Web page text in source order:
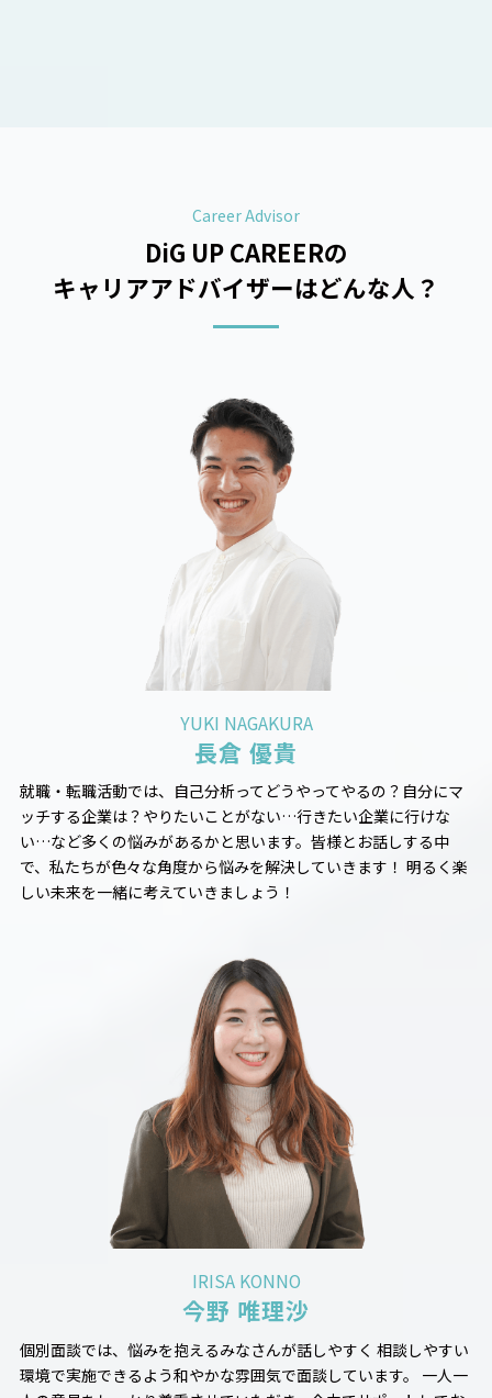
Career Advisor
DiG UP CAREERの
キャリアアドバイザーはどんな人？
YUKI NAGAKURA
長倉 優貴
就職・転職活動では、自己分析ってどうやってやるの？自分にマ
ッチする企業は？やりたいことがない…行きたい企業に行けな
い…など多くの悩みがあるかと思います。皆様とお話しする中
で、私たちが色々な角度から悩みを解決していきます！ 明るく楽
しい未来を一緒に考えていきましょう！
IRISA KONNO
今野 唯理沙
個別面談では、悩みを抱えるみなさんが話しやすく 相談しやすい
環境で実施できるよう和やかな雰囲気で面談しています。 一人一